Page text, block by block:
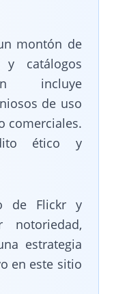
montón de
catálogos
incluye
de uso
comerciales.
ético y
de Flickr y
notoriedad,
estrategia
en este sitio